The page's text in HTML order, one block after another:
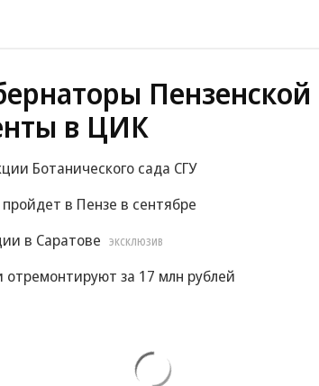
Пензенской
в ЦИК
Ботанического сада СГУ
в Пензе в сентябре
в Саратове
ЭКСКЛЮЗИВ
за 17 млн рублей